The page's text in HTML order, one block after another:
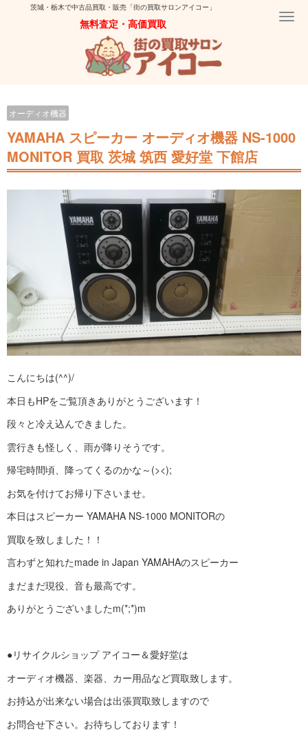
茨城・栃木で中古品買取・販売「街の買取サロンアイコー」
無料査定・高価買取
オーディオ機器
YAMAHA スピーカー オーディオ機器 NS-1000
MONITOR 買取 茨城 筑西 愛好堂 下館店
こんにちは(^^)/
本日もHPをご覧頂きありがとうございます！
段々と冷え込んできました。
雲行きも怪しく、雨が降りそうです。
帰宅時間頃、降ってくるのかな～(><);
お気を付けてお帰り下さいませ。
本日はスピーカー YAMAHA NS-1000 MONITORの
買取を致しました！！
言わずと知れたmade in Japan YAMAHAのスピーカー
まだまだ現役、音も最高です。
ありがとうございましたm(*;*)m
●リサイクルショップ アイコー＆愛好堂は
オーディオ機器、楽器、カー用品など買取致します。
お持込が出来ない場合は出張買取致しますので
お問合せ下さい。お待ちしております！